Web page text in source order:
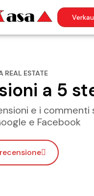
REAL ESTATE
a 5
e i commenti
e Facebook